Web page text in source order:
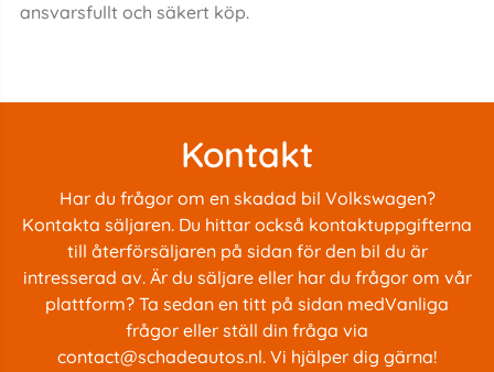
ansvarsfullt och säkert köp.
Kontakt
Har du frågor om en skadad bil Volkswagen?
Kontakta säljaren. Du hittar också kontaktuppgifterna
till återförsäljaren på sidan för den bil du är
intresserad av. Är du säljare eller har du frågor om vår
plattform? Ta sedan en titt på sidan medVanliga
frågor eller ställ din fråga via
contact@schadeautos.nl. Vi hjälper dig gärna!